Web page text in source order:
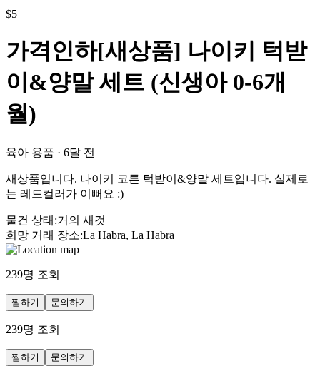
$5
가격인하[새상품] 나이키 턱받
이&양말 세트 (신생아 0-6개
월)
육아 용품 · 6달 전
새상품입니다. 나이키 코튼 턱받이&양말 세트입니다. 실제로
는 레드컬러가 이뻐요 :)
물건 상태 :거의 새것
희망 거래 장소:La Habra, La Habra
239명 조회
찜하기 문의하기
239명 조회
찜하기 문의하기